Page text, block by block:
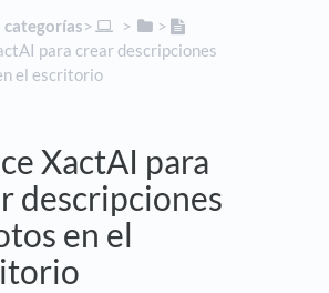
categorías​>​ ​ > ​
​>​
para crear descripciones
el escritorio
XactAI para
descripciones
en el